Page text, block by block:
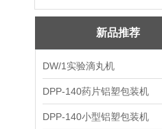
新品推荐
DW/1实验滴丸机
DPP-140药片铝塑包装机
DPP-140小型铝塑包装机